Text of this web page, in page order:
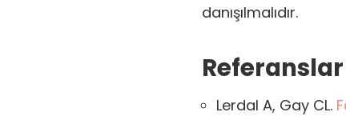
danışılmalıdır.
Referanslar
Lerdal A, Gay CL.